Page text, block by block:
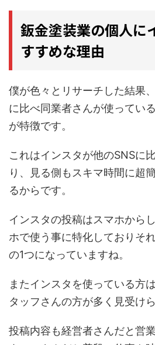
鈑金塗装業の個人に
すすめな理由
僕が色々とリサーチした結果
に比べ同業者さんが使ってい
が特徴です。
これはインスタが他のSNSに
り、見る側もスキマ時間に超
るからです。
インスタの投稿はスマホから
ホで使う事に特化しておりそ
の1つになっていますね。
またインスタを使っている方
タッフさんの方が多く見受けら
投稿内容も経営者さんだと営